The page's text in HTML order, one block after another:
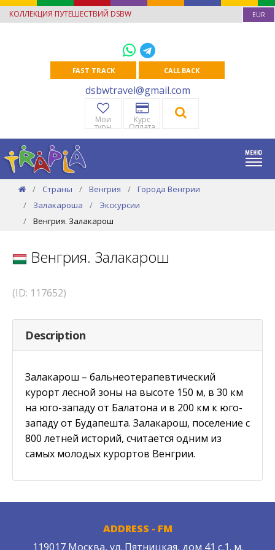
КОЛЛЕКЦИЯ ПУТЕШЕСТВИЙ DSBW EUR
FAST TRACK CALL BACK
dsbwtravel@gmail.com
Мои
туры
Курс
Оплата
Страны Венгрия
Города Венгрии
Залакароша
Экскурсии
Венгрия. Залакарош
Венгрия. Залакарош
(ID: 117652)
Description
Залакарош – бальнеотерапевтический
курорт лесной зоны на высоте 150 м, в 30 км
на юго-западу от Балатона и в 200 км к юго-
западу от Будапешта. Залакарош, поселение с
800 летней историй, считается одним из
самых молодых курортов Венгрии.
ADDRESS - FM
119017 Москва, ул. Пятницкая, дом 41 с.1. м.